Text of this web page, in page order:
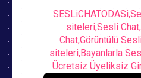
siteleri,Sesli
Chat,Görüntülü
siteleri,Bayanlarla
Ücretsiz Üyeliksiz